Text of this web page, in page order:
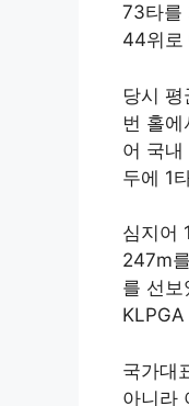
73타를
44위로
당시
번 홀
어 국
두에 1
심지어
247m
를 선
국가대
아니라